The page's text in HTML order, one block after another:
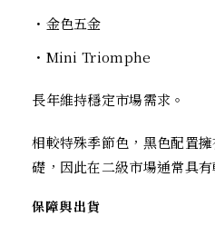
・金色五金
・Mini Triomphe
長年維持穩定市場需求。
相較特殊季節色，黑色配置
礎，因此在二級市場通常具有
保障與出貨